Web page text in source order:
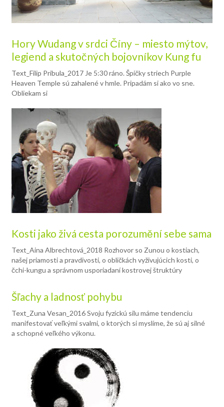
Hory Wudang v srdci Číny – miesto mýtov,
legiend a skutočných bojovníkov Kung fu
Text_Filip Pribula_2017 Je 5:30 ráno. Špičky striech Purple
Heaven Temple sú zahalené v hmle. Pripadám si ako vo sne.
Obliekam si
Kosti jako živá cesta porozumění sebe sama
Text_Aina Albrechtová_2018 Rozhovor so Zunou o kostiach,
našej priamosti a pravdivosti, o obličkách vyživujúcich kosti, o
čchi-kungu a správnom usporiadaní kostrovej štruktúry
Šľachy a ladnosť pohybu
Text_Zuna Vesan_2016 Svoju fyzickú silu máme tendenciu
manifestovať veľkými svalmi, o ktorých si myslíme, že sú aj silné
a schopné veľkého výkonu.